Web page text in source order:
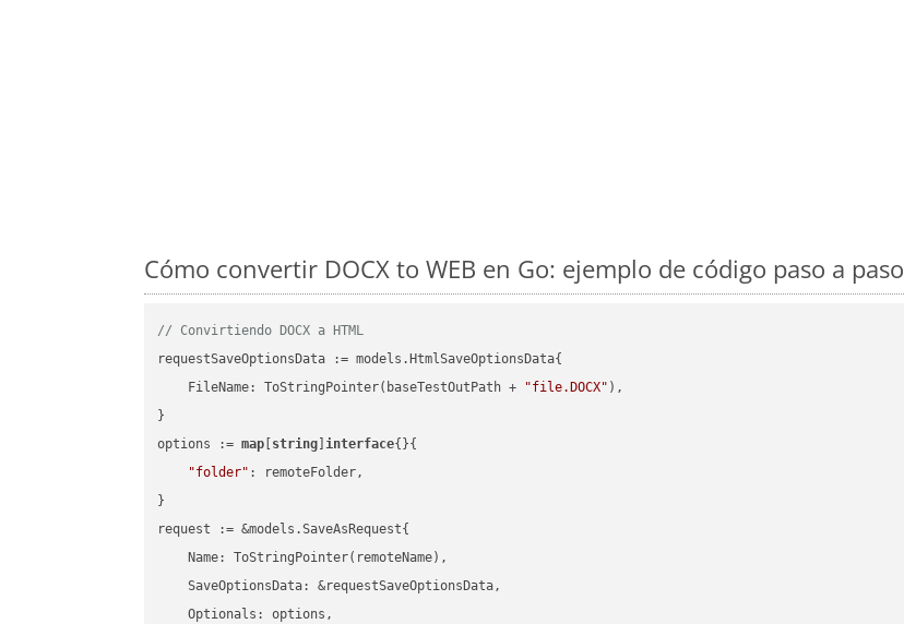
Cómo convertir DOCX to WEB en Go: ejemplo de código paso a paso
// Convirtiendo DOCX a HTML
requestSaveOptionsData := models.HtmlSaveOptionsData{
    FileName: ToStringPointer(baseTestOutPath +
"file.DOCX" ),
}
options := map string ]interface{}{
"folder" : remoteFolder,
}
request := &models.SaveAsRequest{
    Name: ToStringPointer(remoteName),
    SaveOptionsData: &requestSaveOptionsData,
    Optionals: options,